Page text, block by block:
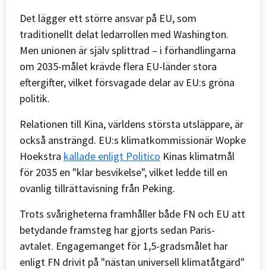
Det lägger ett större ansvar på EU, som
traditionellt delat ledarrollen med Washington.
Men unionen är själv splittrad – i förhandlingarna
om 2035-målet krävde flera EU-länder stora
eftergifter, vilket försvagade delar av EU:s gröna
politik.
Relationen till Kina, världens största utsläppare, är
också ansträngd. EU:s klimatkommissionär Wopke
Hoekstra kallade enligt Politico Kinas klimatmål
för 2035 en "klar besvikelse", vilket ledde till en
ovanlig tillrättavisning från Peking.
Trots svårigheterna framhåller både FN och EU att
betydande framsteg har gjorts sedan Paris-
avtalet. Engagemanget för 1,5-gradsmålet har
enligt FN drivit på "nästan universell klimatåtgärd"